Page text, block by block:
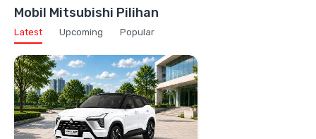
Mobil Mitsubishi Pilihan
Latest Upcoming Popular